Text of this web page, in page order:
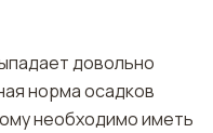
довольно
норма осадков
необходимо иметь